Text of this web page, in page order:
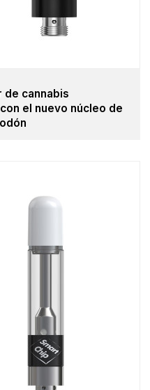
de cannabis
el nuevo núcleo de